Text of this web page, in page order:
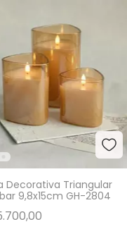
Decorativa Triangular
9,8x15cm GH-2804